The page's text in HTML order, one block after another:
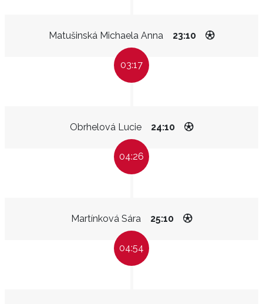
Matušinská Michaela Anna 23:10
03:17
Obrhelová Lucie 24:10
04:26
Martínková Sára 25:10
04:54